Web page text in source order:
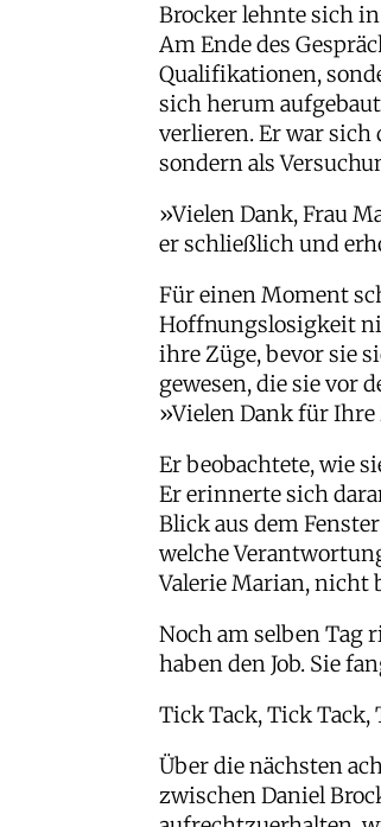
Brocker lehnte sich
Am Ende des
Qualifikationen,
sich herum
verlieren. Er war
sondern als
»Vielen Dank, Frau
er schließlich und
Für einen Moment
Hoffnungslosigkeit
ihre Züge, bevor sie
gewesen, die sie vor
»Vielen Dank für
Er beobachtete, wie
Er erinnerte sich
Blick aus dem
welche
Valerie Marian, nicht
Noch am selben Tag
haben den Job. Sie
Tick Tack, Tick Tack,
Über die nächsten
zwischen Daniel